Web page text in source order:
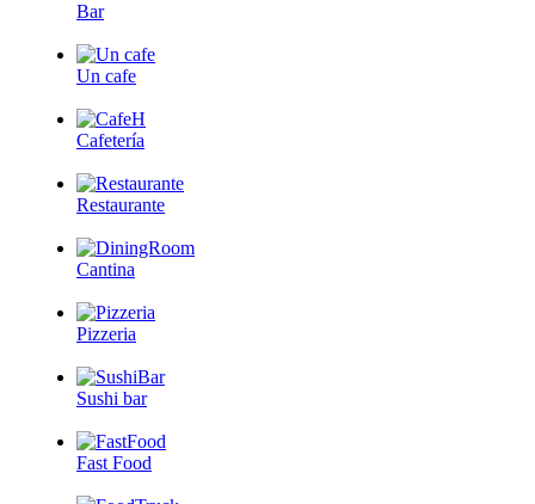
Bar
Un cafe
Cafetería
Restaurante
Cantina
Pizzeria
Sushi bar
Fast Food